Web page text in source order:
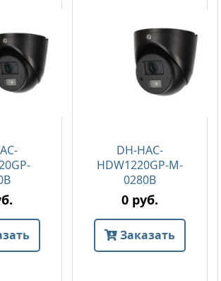
DH-HAC-
HDW1220GP-M-
0280B
0 руб.
Заказать